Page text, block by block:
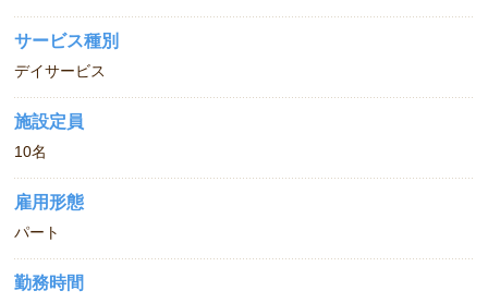
サービス種別
デイサービス
施設定員
10名
雇用形態
パート
勤務時間